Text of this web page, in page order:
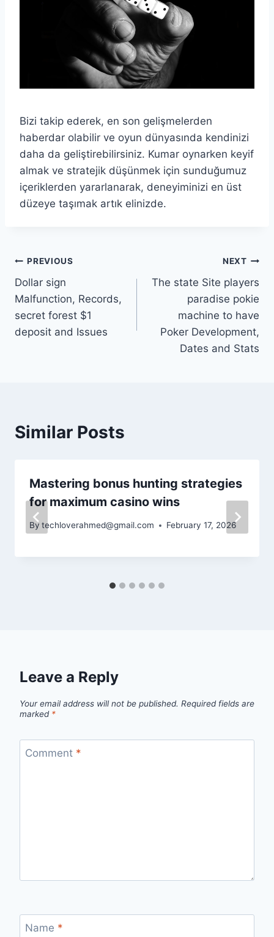
Bizi takip ederek, en son gelişmelerden
haberdar olabilir ve oyun dünyasında kendinizi
daha da geliştirebilirsiniz. Kumar oynarken keyif
almak ve stratejik düşünmek için sunduğumuz
içeriklerden yararlanarak, deneyiminizi en üst
düzeye taşımak artık elinizde.
Post
navigation
PREVIOUS
Dollar sign
Malfunction, Records,
secret forest $1
deposit and Issues
NEXT
The state Site players
paradise pokie
machine to have
Poker Development,
Dates and Stats
Similar Posts
Mastering bonus hunting strategies
for maximum casino wins
By techloverahmed@gmail.com February 17, 2026
Leave a Reply
Your email address will not be published. Required fields are
marked *
Comment *
Name *